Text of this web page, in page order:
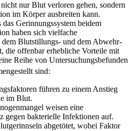
nur Blut verloren gehen, sondern
im Körper ausbreiten kann.
Gerinnungssystem beidem
haben sich vielfache
Blutstillungs- und dem Abwehr-
die offenbar erhebliche Vorteile mit
Reihe von Untersuchungsbefunden
sind:
führen zu einem Anstieg
im Blut.
weisen eine
gegen bakterielle Infektionen auf.
abgetötet, wobei Faktor